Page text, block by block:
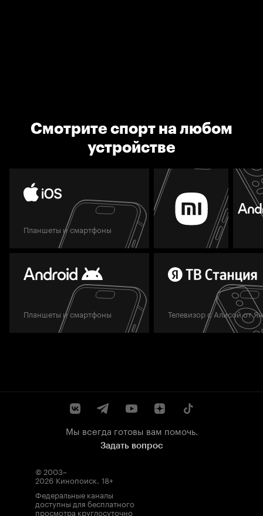
Смотрите спорт на любом
устройстве
Планшеты и смартфоны
Планшеты и смартфоны Телевизор с Алисой от
Мы всегда готовы вам помочь.
Задать вопрос
© 2003–
2026 Кинопоиск. 18+
Федеральные каналы
доступны для бесплатного
просмотра круглосуточно